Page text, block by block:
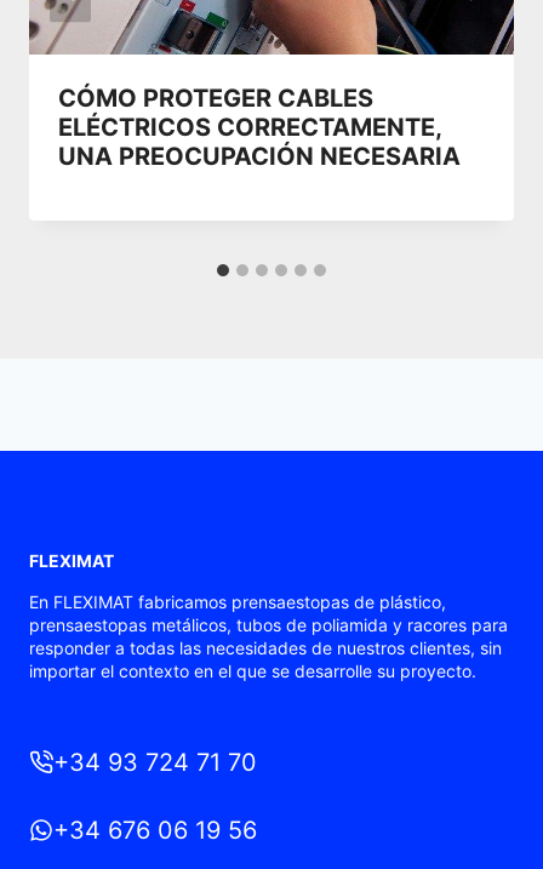
CÓMO PROTEGER CABLES
ELÉCTRICOS CORRECTAMENTE,
UNA PREOCUPACIÓN NECESARIA
FLEXIMAT
En FLEXIMAT fabricamos prensaestopas de plástico,
prensaestopas metálicos, tubos de poliamida y racores para
responder a todas las necesidades de nuestros clientes, sin
importar el contexto en el que se desarrolle su proyecto.
+34 93 724 71 70
+34 676 06 19 56